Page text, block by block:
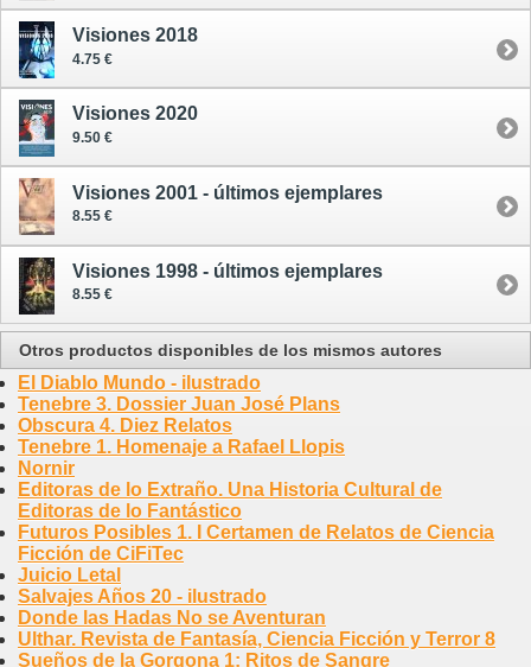
Visiones 2018
4.75 €
Visiones 2020
9.50 €
Visiones 2001 - últimos ejemplares
8.55 €
Visiones 1998 - últimos ejemplares
8.55 €
Otros productos disponibles de los mismos autores
El Diablo Mundo - ilustrado
Tenebre 3. Dossier Juan José Plans
Obscura 4. Diez Relatos
Tenebre 1. Homenaje a Rafael Llopis
Nornir
Editoras de lo Extraño. Una Historia Cultural de
Editoras de lo Fantástico
Futuros Posibles 1. I Certamen de Relatos de Ciencia
Ficción de CiFiTec
Juicio Letal
Salvajes Años 20 - ilustrado
Donde las Hadas No se Aventuran
Ulthar. Revista de Fantasía, Ciencia Ficción y Terror 8
Sueños de la Gorgona 1: Ritos de Sangre